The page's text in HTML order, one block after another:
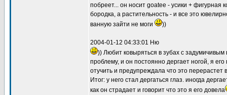
побреет... он носит goatee - усики + фигурная
бородка, а растительность - и все это
ванную зайти не моги
))
2004-01-12 04:33:01 Ню
)) Любит ковыряться в зубах с
проблему, и он постоянно дергает ногой, я
отучить и предупреждала что это
Итог: у него стал дергаться глаз. иногда
как он страдает и говорит что это я его довела